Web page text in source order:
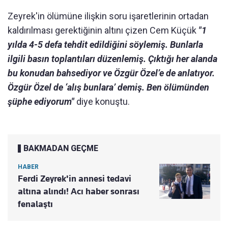
Zeyrek'in ölümüne ilişkin soru işaretlerinin ortadan
kaldırılması gerektiğinin altını çizen Cem Küçük "1
yılda 4-5 defa tehdit edildiğini söylemiş. Bunlarla
ilgili basın toplantıları düzenlemiş. Çıktığı her alanda
bu konudan bahsediyor ve Özgür Özel’e de anlatıyor.
Özgür Özel de ‘alış bunlara’ demiş. Ben ölümünden
şüphe ediyorum"diye konuştu.
BAKMADAN GEÇME
HABER
Ferdi Zeyrek'in annesi tedavi
altına alındı! Acı haber sonrası
fenalaştı